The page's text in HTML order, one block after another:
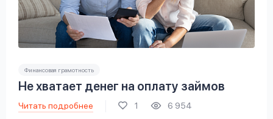
Финансовая грамотность
Не хватает денег на оплату займов
Читать подробнее 1 6 954